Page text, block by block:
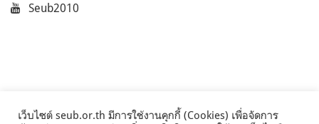
Seub2010
เว็บไซต์ seub.or.th มีการใช้งานคุกกี้ (Cookies) เพื่อจัดการ